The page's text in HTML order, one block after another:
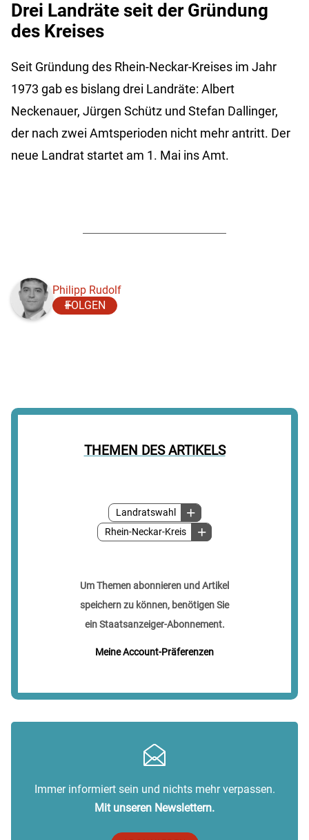
THEMEN DES ARTIKELS
Landratswahl
Rhein-Neckar-Kreis
Um Themen abonnieren und Artikel
speichern zu können, benötigen Sie
ein Staatsanzeiger-Abonnement.
Meine Account-Präferenzen
Drei Landräte seit der Gründung
des Kreises
Seit Gründung des Rhein-Neckar-Kreises im Jahr
1973 gab es bislang drei Landräte: Albert
Neckenauer, Jürgen Schütz und Stefan Dallinger,
der nach zwei Amtsperioden nicht mehr antritt. Der
neue Landrat startet am 1. Mai ins Amt.
Philipp Rudolf
FOLGEN
Immer informiert sein und nichts mehr verpassen.
Mit unseren Newslettern.